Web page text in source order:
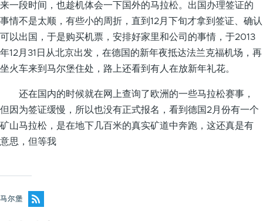
来一段时间，也趁机体会一下国外的马拉松。出国办理签证的
事情不是太顺，有些小的周折，直到12月下旬才拿到签证、确认
可以出国，于是购买机票，安排好家里和公司的事情，于2013
年12月31日从北京出发，在德国的新年夜抵达法兰克福机场，再
坐火车来到马尔堡住处，路上还看到有人在放新年礼花。
还在国内的时候就在网上查询了欧洲的一些马拉松赛事，
但因为签证缓慢，所以也没有正式报名，看到德国2月份有一个
矿山马拉松，是在地下几百米的真实矿道中奔跑，这还真是有
意思，但等我
马尔堡